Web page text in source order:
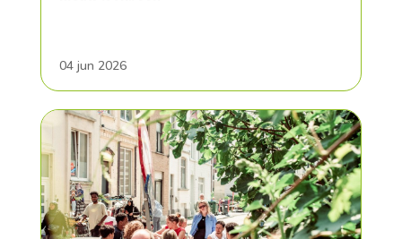
04 jun 2026